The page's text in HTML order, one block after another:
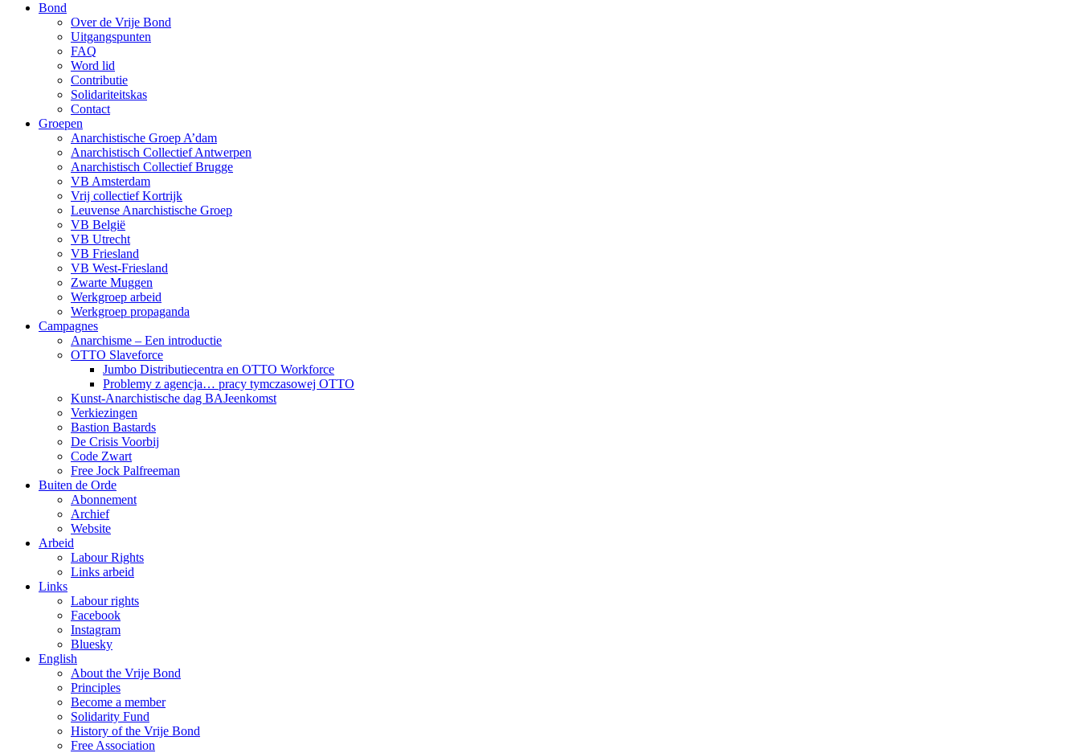
Bond
Over de Vrije Bond
Uitgangspunten
FAQ
Word lid
Contributie
Solidariteitskas
Contact
Groepen
Anarchistische Groep A’dam
Anarchistisch Collectief Antwerpen
Anarchistisch Collectief Brugge
VB Amsterdam
Vrij collectief Kortrijk
Leuvense Anarchistische Groep
VB België
VB Utrecht
VB Friesland
VB West-Friesland
Zwarte Muggen
Werkgroep arbeid
Werkgroep propaganda
Campagnes
Anarchisme – Een introductie
OTTO Slaveforce
Jumbo Distributiecentra en OTTO Workforce
Problemy z agencja… pracy tymczasowej OTTO
Kunst-Anarchistische dag BAJeenkomst
Verkiezingen
Bastion Bastards
De Crisis Voorbij
Code Zwart
Free Jock Palfreeman
Buiten de Orde
Abonnement
Archief
Website
Arbeid
Labour Rights
Links arbeid
Links
Labour rights
Facebook
Instagram
Bluesky
English
About the Vrije Bond
Principles
Become a member
Solidarity Fund
History of the Vrije Bond
Free Association